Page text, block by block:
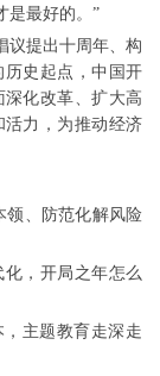
是最好的。”
议提出十周年、构
史起点，中国开
化改革、扩大高
力，为推动经济
领、防范化解风险
，开局之年怎么
主题教育走深走